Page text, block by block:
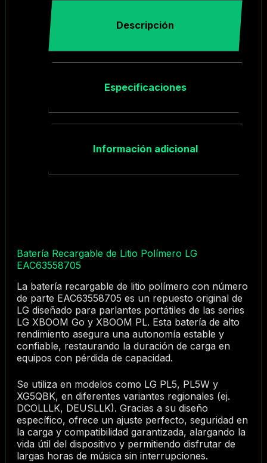
Descripción
Especificaciones
Información adicional
Batería Recargable de Litio Polímero LG
EAC63558705
La batería recargable de litio polímero con número
de parte EAC63558705 es un repuesto original de
LG diseñado para parlantes portátiles de las series
LG XBOOM Go y XBOOM PL. Esta batería de alto
rendimiento asegura una autonomía estable y
confiable, restaurando la duración de carga en
equipos con pérdida de capacidad.
Se utiliza en modelos como LG PL5, PL5W y
XG5QBK, en diferentes variantes regionales (ej.
DCOLLLK, DEUSLLK). Gracias a su diseño
específico, ofrece un ajuste perfecto, seguridad en
la carga y compatibilidad garantizada, alargando la
vida útil del dispositivo y permitiendo disfrutar de
largas horas de música sin interrupciones.